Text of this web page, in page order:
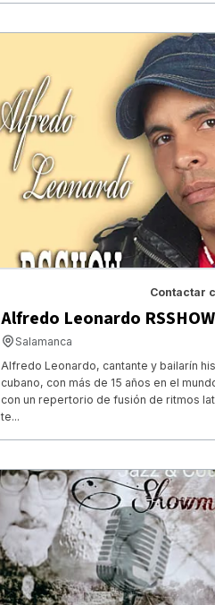
Contactar
Alfredo Leonardo RSSHOW
Salamanca
Alfredo Leonardo, cantante y bailarín
cubano, con más de 15 años en el
con un repertorio de fusión de ritmos
te...